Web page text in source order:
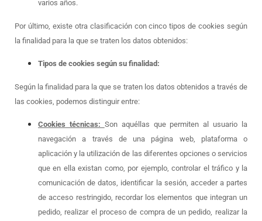
varios años.
Por último, existe otra clasificación con cinco tipos de cookies según
la finalidad para la que se traten los datos obtenidos:
Tipos de cookies según su finalidad:
Según la finalidad para la que se traten los datos obtenidos a través de
las cookies, podemos distinguir entre:
Cookies técnicas: Son aquéllas que permiten al usuario la
navegación a través de una página web, plataforma o
aplicación y la utilización de las diferentes opciones o servicios
que en ella existan como, por ejemplo, controlar el tráfico y la
comunicación de datos, identificar la sesión, acceder a partes
de acceso restringido, recordar los elementos que integran un
pedido, realizar el proceso de compra de un pedido, realizar la